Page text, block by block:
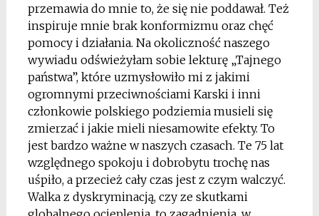
przemawia do mnie to, że się nie poddawał. Też
inspiruje mnie brak konformizmu oraz chęć
pomocy i działania. Na okoliczność naszego
wywiadu odświeżyłam sobie lekturę „Tajnego
państwa”, które uzmysłowiło mi z jakimi
ogromnymi przeciwnościami Karski i inni
członkowie polskiego podziemia musieli się
zmierzać i jakie mieli niesamowite efekty. To
jest bardzo ważne w naszych czasach. Te 75 lat
względnego spokoju i dobrobytu trochę nas
uśpiło, a przecież cały czas jest z czym walczyć.
Walka z dyskryminacją, czy ze skutkami